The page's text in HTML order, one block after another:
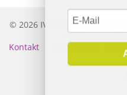
© 2026 IVH • Internationale
•
Kontakt
Impressum